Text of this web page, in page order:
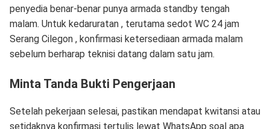
penyedia benar-benar punya armada standby tengah
malam. Untuk kedaruratan , terutama sedot WC 24 jam
Serang Cilegon , konfirmasi ketersediaan armada malam
sebelum berharap teknisi datang dalam satu jam.
Minta Tanda Bukti Pengerjaan
Setelah pekerjaan selesai, pastikan mendapat kwitansi atau
setidaknya konfirmasi tertulis lewat WhatsApp soal apa